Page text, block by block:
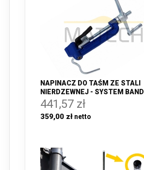
NAPINACZ DO TAŚM ZE STALI
NIERDZEWNEJ - SYSTEM BAND
441,57 zł
359,00 zł